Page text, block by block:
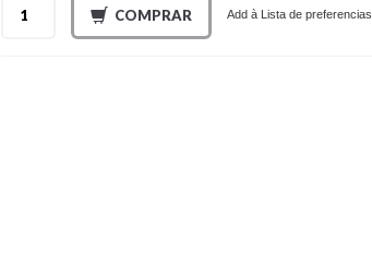
COMPRAR Add à Lista de preferencias